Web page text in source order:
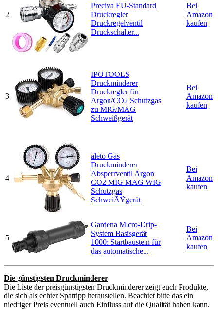
2
Preciva EU-Standard
Druckregler
Druckregelventil
Druckschalter...
Bei
Amazon
kaufen
3
IPOTOOLS
Druckminderer
Druckregler für
Argon/CO2 Schutzgas
zu MIG/MAG
Schweißgerät
Bei
Amazon
kaufen
4
aleto Gas
Druckminderer
Absperrventil Argon
CO2 MIG MAG WIG
Schutzgas
SchweiÃŸgerät
Bei
Amazon
kaufen
5
Gardena Micro-Drip-
System Basisgerät
1000: Startbaustein für
das automatische...
Bei
Amazon
kaufen
Die günstigsten Druckminderer
Die Liste der preisgünstigsten Druckminderer zeigt euch Produkte,
die sich als echter Spartipp heraustellen. Beachtet bitte das ein
niedriger Preis eventuell auch Einfluss auf die Qualität haben kann.